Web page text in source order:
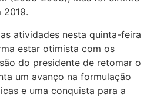
2019.
atividades nesta quinta-feira
estar otimista com os
do presidente de retomar o
um avanço na formulação
e uma conquista para a